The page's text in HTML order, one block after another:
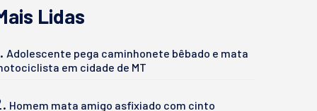
Lidas
Adolescente pega caminhonete bêbado e mata
em cidade de MT
Homem mata amigo asfixiado com cinto